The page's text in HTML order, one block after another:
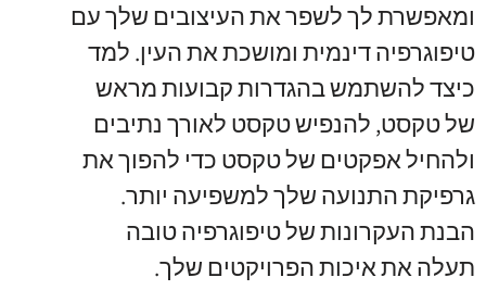
ומאפשרת לך לשפר את העיצובים שלך עם
טיפוגרפיה דינמית ומושכת את העין. למד
כיצד להשתמש בהגדרות קבועות מראש
של טקסט, להנפיש טקסט לאורך נתיבים
ולהחיל אפקטים של טקסט כדי להפוך את
גרפיקת התנועה שלך למשפיעה יותר.
הבנת העקרונות של טיפוגרפיה טובה
תעלה את איכות הפרויקטים שלך.